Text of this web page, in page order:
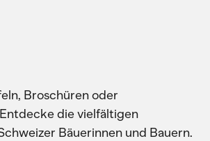
Broschüren oder
die vielfältigen
Bäuerinnen und Bauern.